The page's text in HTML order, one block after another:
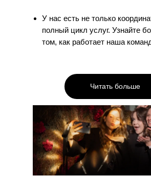
Читать больше
У нас есть не только
полный цикл услуг. Узнайте
том, как работает наша